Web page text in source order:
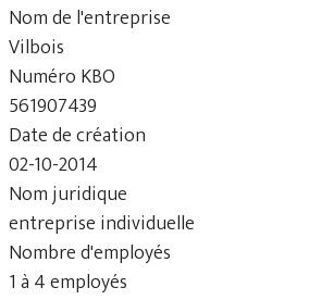
Nom de l'entreprise
Vilbois
Numéro KBO
561907439
Date de création
02-10-2014
Nom juridique
entreprise individuelle
Nombre d'employés
1 à 4 employés